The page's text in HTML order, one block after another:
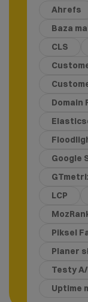
Ahrefs
Baza
CLS
Domain
Google
LCP
Piksel
Planer
Testy
Uptime